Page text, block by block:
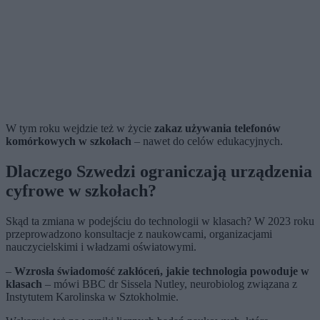
W tym roku wejdzie też w życie zakaz używania telefonów
komórkowych w szkołach – nawet do celów edukacyjnych.
Dlaczego Szwedzi ograniczają urządzenia
cyfrowe w szkołach?
Skąd ta zmiana w podejściu do technologii w klasach? W 2023 roku
przeprowadzono konsultacje z naukowcami, organizacjami
nauczycielskimi i władzami oświatowymi.
– Wzrosła świadomość zakłóceń, jakie technologia powoduje w
klasach – mówi BBC dr Sissela Nutley, neurobiolog związana z
Instytutem Karolinska w Sztokholmie.